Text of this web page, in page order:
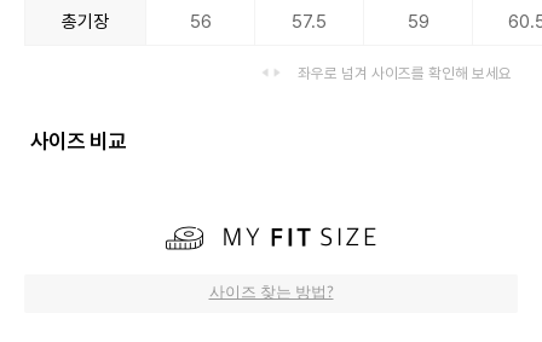
총기장 56 57.5 59
좌우로 넘겨 사이즈를 확인해 보세요
사이즈 비교